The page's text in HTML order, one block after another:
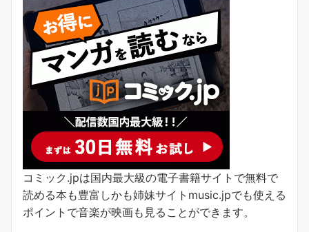
コミック.jpは国内最大級の電子書籍サイトで無料で
読める本も豊富しかも姉妹サイトmusic.jpでも使える
ポイントで音楽が映画も見ることができます。